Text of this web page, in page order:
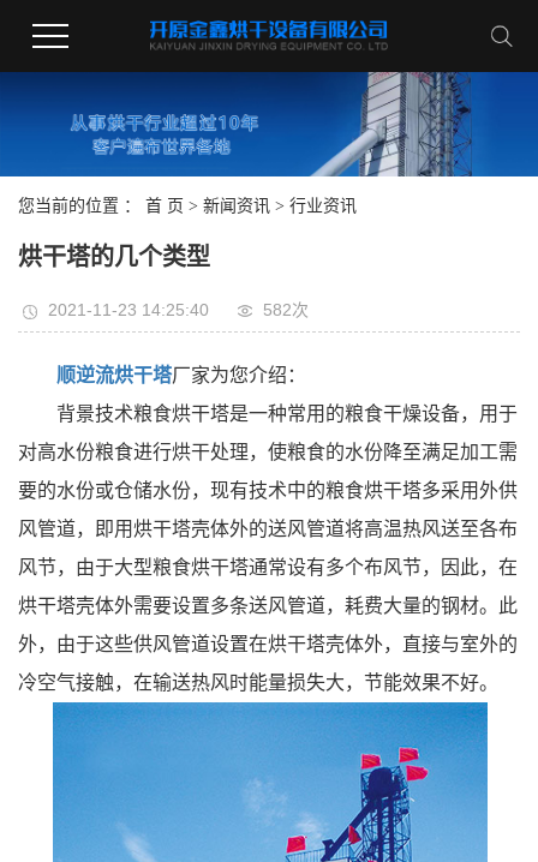
您当前的位置 ： 首 页 > 新闻资讯 > 行业资讯
烘干塔的几个类型
2021-11-23 14:25:40 582次
顺逆流烘干塔厂家为您介绍：
背景技术粮食烘干塔是一种常用的粮食干燥设备，用于
对高水份粮食进行烘干处理，使粮食的水份降至满足加工需
要的水份或仓储水份，现有技术中的粮食烘干塔多采用外供
风管道，即用烘干塔壳体外的送风管道将高温热风送至各布
风节，由于大型粮食烘干塔通常设有多个布风节，因此，在
烘干塔壳体外需要设置多条送风管道，耗费大量的钢材。此
外，由于这些供风管道设置在烘干塔壳体外，直接与室外的
冷空气接触，在输送热风时能量损失大，节能效果不好。